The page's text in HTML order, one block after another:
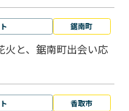
鋸南町
火と、鋸南町出会い応
香取市